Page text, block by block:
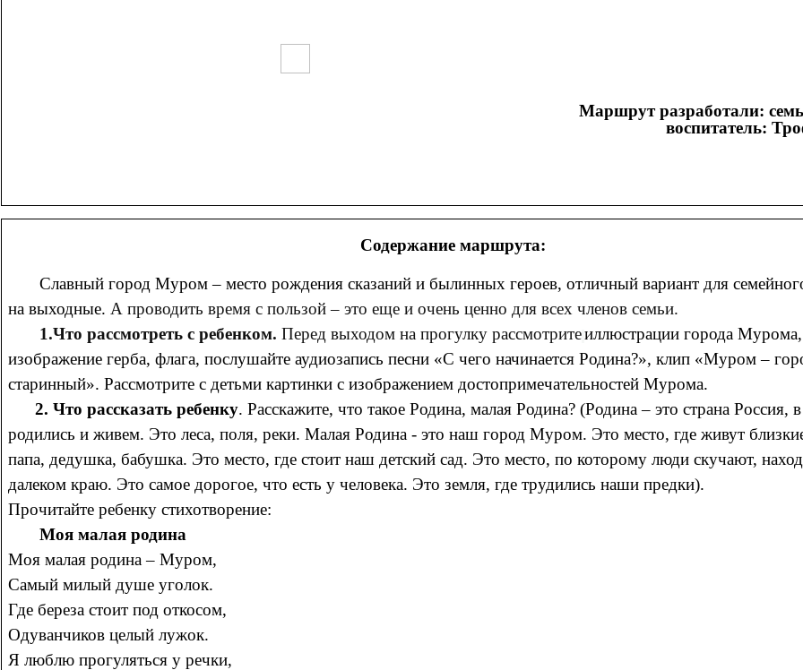
Маршрут разработали:
воспитатель:
Содержание маршрута:
Славный город Муром – место рождения сказаний и былинных героев, отличный вариант для
на выходные. А проводить время с пользой – это еще и очень ценно для всех членов семьи.
1.Что рассмотреть с ребенком. Перед выходом на прогулку рассмотритеиллюстрации города Мурома,
изображение герба, флага, послушайте аудиозапись песни «С чего начинается Родина?», клип «Муром –
старинный». Рассмотрите с детьми картинки с изображением достопримечательностей Мурома.
2. Что рассказать ребенку. Расскажите, что такое Родина, малая Родина? (Родина – это страна Россия,
родились и живем. Это леса, поля, реки. Малая Родина - это наш город Муром. Это место, где живут
папа, дедушка, бабушка. Это место, где стоит наш детский сад. Это место, по которому люди скучают,
далеком краю. Это самое дорогое, что есть у человека. Это земля, где трудились наши предки).
Прочитайте ребенку стихотворение:
Моя малая родина
Моя малая родина – Муром,
Самый милый душе уголок.
Где береза стоит под откосом,
Одуванчиков целый лужок.
Я люблю прогуляться у речки,